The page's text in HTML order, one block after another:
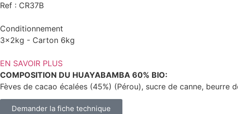
Ref : CR37B
Conditionnement
3x2kg - Carton 6kg
EN SAVOIR PLUS
COMPOSITION DU HUAYABAMBA 60% BIO:
Fèves de cacao écalées (45%) (Pérou), sucre de canne, beurre
Demander la fiche technique